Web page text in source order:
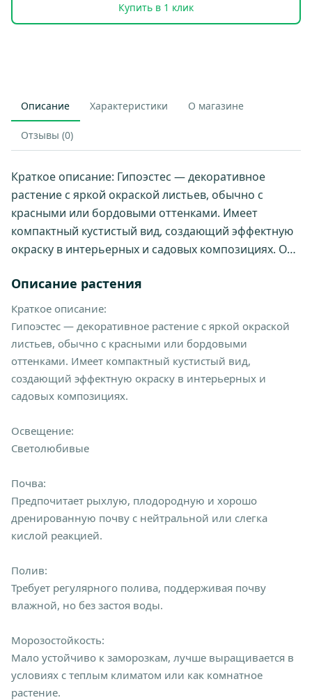
Купить в 1 клик
Описание Характеристики О магазине
Отзывы (0)
Краткое описание: Гипоэстес — декоративное
растение с яркой окраской листьев, обычно с
красными или бордовыми оттенками. Имеет
компактный кустистый вид, создающий эффектную
окраску в интерьерных и садовых композициях. О…
Описание растения
Краткое описание:
Гипоэстес — декоративное растение с яркой окраской
листьев, обычно с красными или бордовыми
оттенками. Имеет компактный кустистый вид,
создающий эффектную окраску в интерьерных и
садовых композициях.
Освещение:
Светолюбивые
Почва:
Предпочитает рыхлую, плодородную и хорошо
дренированную почву с нейтральной или слегка
кислой реакцией.
Полив:
Требует регулярного полива, поддерживая почву
влажной, но без застоя воды.
Морозостойкость:
Мало устойчиво к заморозкам, лучше выращивается в
условиях с теплым климатом или как комнатное
растение.